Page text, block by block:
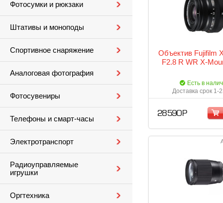
Фотосумки и рюкзаки
Штативы и моноподы
Спортивное снаряжение
Аналоговая фотография
Фотосувениры
Телефоны и смарт-часы
Электротранспорт
Радиоуправляемые
игрушки
Оргтехника
Объектив Fujifilm
F2.8 R WR X-
Есть в
Доставка срок 1-
28 590 Р